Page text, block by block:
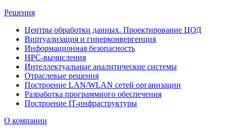
Решения
Центры обработки данных. Проектирование ЦОД
Виртуализация и гиперконвергенция
Информационная безопасность
HPC-вычисления
Интеллектуальные аналитические системы
Отраслевые решения
Построение LAN/WLAN сетей организации
Разработка программного обеспечения
Построение IT-инфраструктуры
О компании